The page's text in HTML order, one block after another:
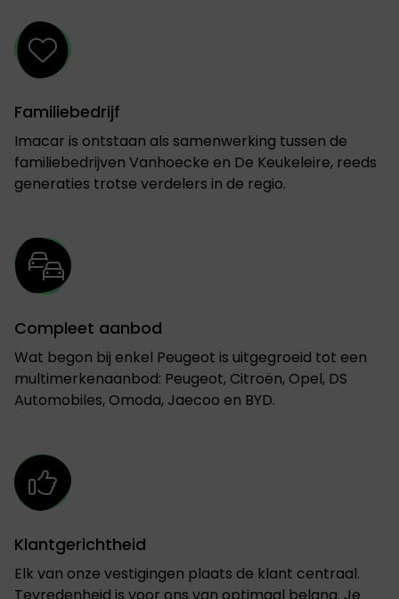
Familiebedrijf
Imacar is ontstaan als samenwerking tussen de
familiebedrijven Vanhoecke en De Keukeleire, reeds
generaties trotse verdelers in de regio.
Compleet aanbod
Wat begon bij enkel Peugeot is uitgegroeid tot een
multimerkenaanbod: Peugeot, Citroën, Opel, DS
Automobiles, Omoda, Jaecoo en BYD.
Klantgerichtheid
Elk van onze vestigingen plaats de klant centraal.
Tevredenheid is voor ons van optimaal belang. Je